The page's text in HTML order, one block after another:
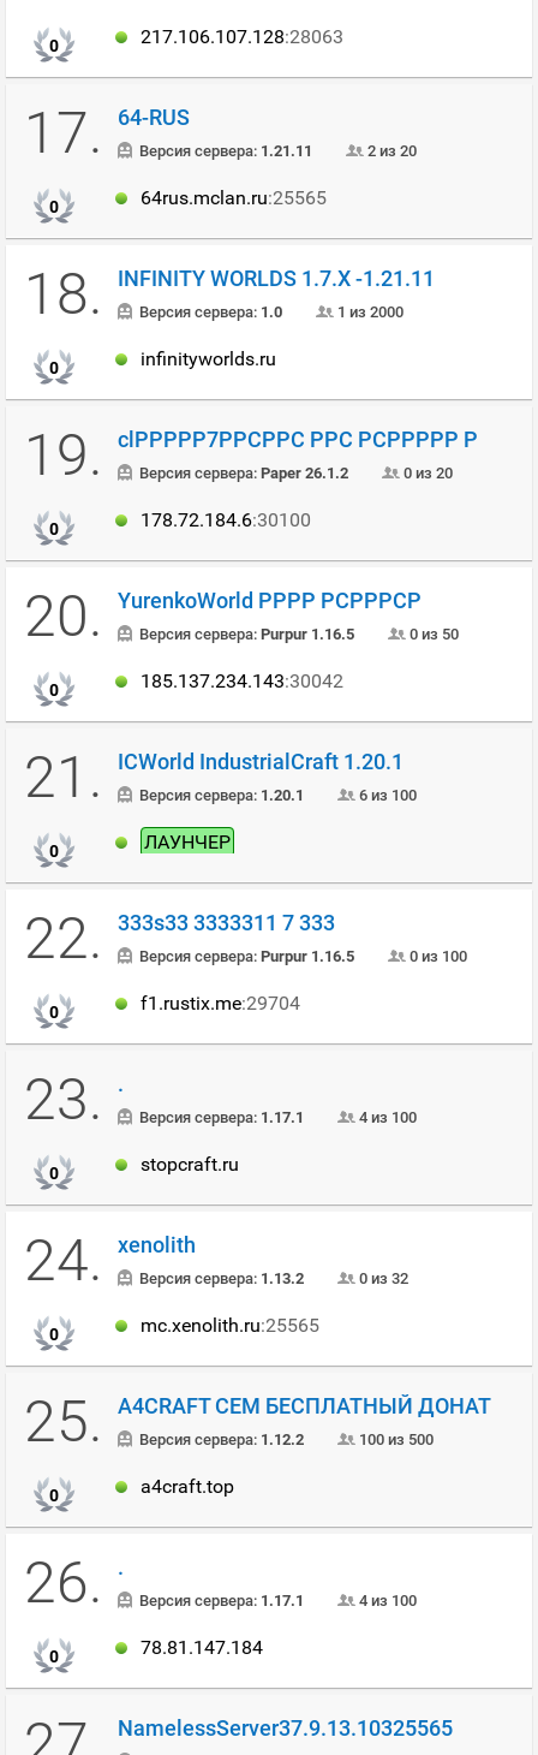
0 217.106.107.128:28063
17. 64-RUS
Версия сервера: 1.21.11 2 из 20
0 64rus.mclan.ru:25565
18. INFINITY WORLDS 1.7.X -1.21.11
Версия сервера: 1.0 1 из 2000
0 infinityworlds.ru
19. clРРРРР7РРСРРС РРС РСРРРРР Р
Версия сервера: Paper 26.1.2 0 из 20
0 178.72.184.6:30100
20. YurenkoWorld РРРР РСРРРСР
Версия сервера: Purpur 1.16.5 0 из 50
0 185.137.234.143:30042
21. ICWorld IndustrialCraft 1.20.1
Версия сервера: 1.20.1 6 из 100
0 ЛАУНЧЕР
22. 333s33 3333311 7 333
Версия сервера: Purpur 1.16.5 0 из 100
0 f1.rustix.me:29704
23. .
Версия сервера: 1.17.1 4 из 100
0 stopcraft.ru
24. xenolith
Версия сервера: 1.13.2 0 из 32
0 mc.xenolith.ru:25565
25. A4CRAFT СЕМ БЕСПЛАТНЫЙ ДОНАТ
Версия сервера: 1.12.2 100 из 500
0 a4craft.top
26. .
Версия сервера: 1.17.1 4 из 100
0 78.81.147.184
NamelessServer37.9.13.10325565